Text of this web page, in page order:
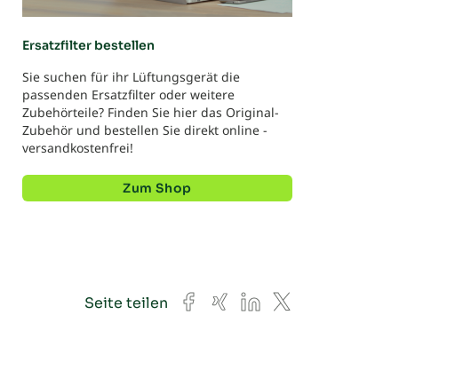
Ersatzfilter bestellen
Sie suchen für ihr Lüftungsgerät die
passenden Ersatzfilter oder weitere
Zubehörteile? Finden Sie hier das Original-
Zubehör und bestellen Sie direkt online -
versandkostenfrei!
Zum Shop
Seite teilen Facebook
XingLinkedIn
X